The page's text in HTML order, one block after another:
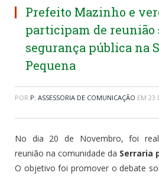
Prefeito Mazinho e
participam de reunião
segurança pública na
Pequena
POR P: ASSESSORIA DE COMUNICAÇÃO EM 23
No dia 20 de Novembro, foi
reunião na comunidade da Serraria
O objetivo foi promover o debate